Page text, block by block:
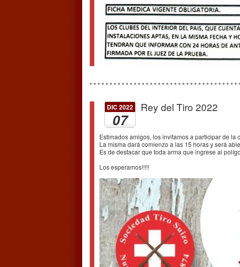
DIC 2022
07
Rey del Tiro 2022
Estimados amigos, los invitamos a participar de
La misma dará comienzo a las 15 horas y será
Es de destacar que toda arma que ingrese al
Los esperamos!!!!!